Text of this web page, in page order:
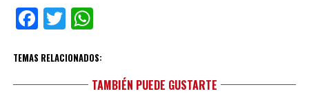
Facebook
TwitterWhatsApp
TEMAS RELACIONADOS:
TAMBIÉN PUEDE GUSTARTE